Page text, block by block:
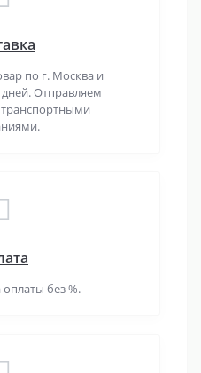
по г. Москва и
Отправляем
без %.